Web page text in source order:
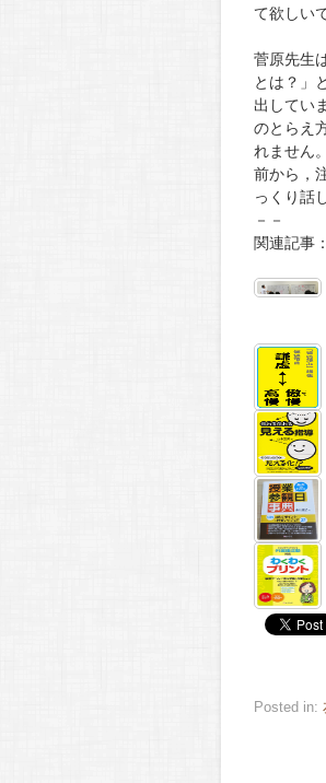
て欲しい
菅原先生
とは？」
出してい
のとらえ
れません。
前から，
っくり話
－－
関連記事：
Posted in: